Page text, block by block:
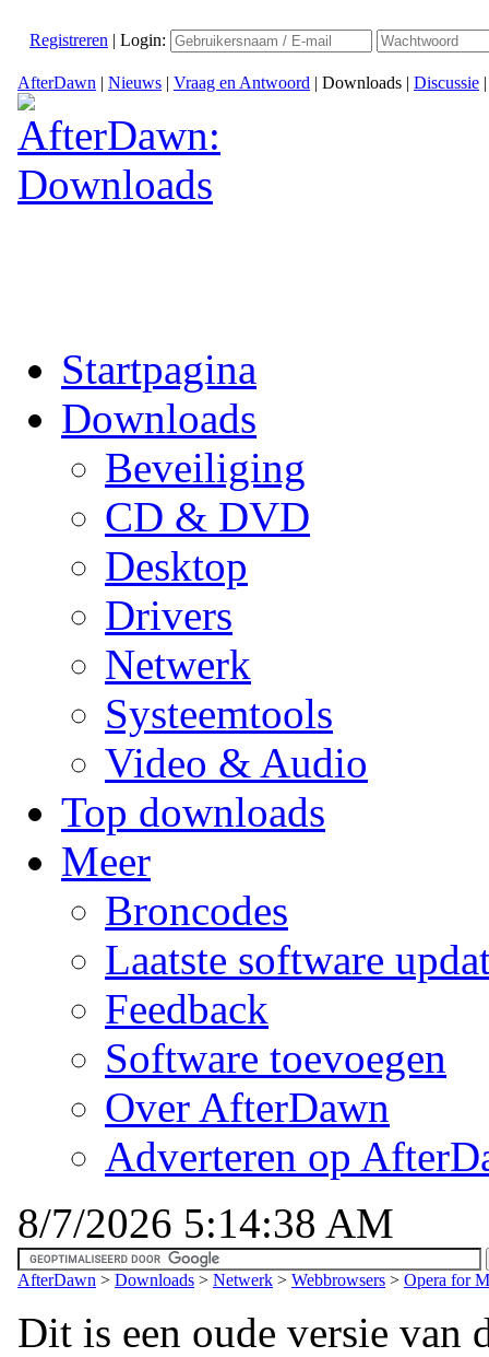
Registreren | Login:
AfterDawn | Nieuws | Vraag en Antwoord | Downloads | Discussie
Startpagina
Downloads
Beveiliging
CD & DVD
Desktop
Drivers
Netwerk
Systeemtools
Video & Audio
Top downloads
Meer
Broncodes
Laatste software
Feedback
Software toevoegen
Over AfterDawn
Adverteren op
8/7/2026 5:14:38 AM
AfterDawn > Downloads > Netwerk > Webbrowsers > Opera for
Dit is een oude versie van